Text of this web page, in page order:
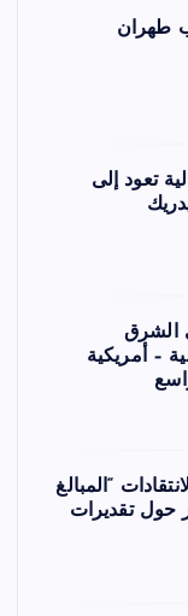
طهران
تعود إلى
الشرق
– أمريكية
“المبالغ
حول تقديرات